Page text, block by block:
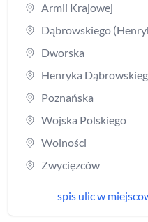
Armii Krajowej
Dąbrowskiego
Dworska
Henryka
Poznańska
Wojska Polskiego
Wolności
Zwycięzców
spis ulic w